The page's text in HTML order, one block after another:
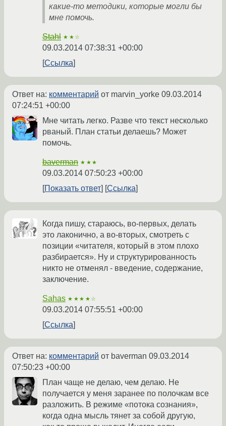
какие-то методики, которые могли бы
мне помочь.
Stahl ★★☆
09.03.2014 07:38:31 +00:00
Ссылка
Ответ на: комментарий от marvin_yorke 09.03.2014
07:24:51 +00:00
Мне читать легко. Разве что текст несколько
рваный. План статьи делаешь? Может
помочь.
baverman ★★★
09.03.2014 07:50:23 +00:00
Показать ответ
Ссылка
Когда пишу, стараюсь, во-первых, делать
это лаконично, а во-вторых, смотреть с
позиции «читателя, который в этом плохо
разбирается». Ну и структурированность
никто не отменял - введение, содержание,
заключение.
Sahas ★★★★☆
09.03.2014 07:55:51 +00:00
Ссылка
Ответ на: комментарий от baverman 09.03.2014
07:50:23 +00:00
План чаще не делаю, чем делаю. Не
получается у меня заранее по полочкам все
разложить. В режиме «потока сознания»,
когда одна мысль тянет за собой другую,